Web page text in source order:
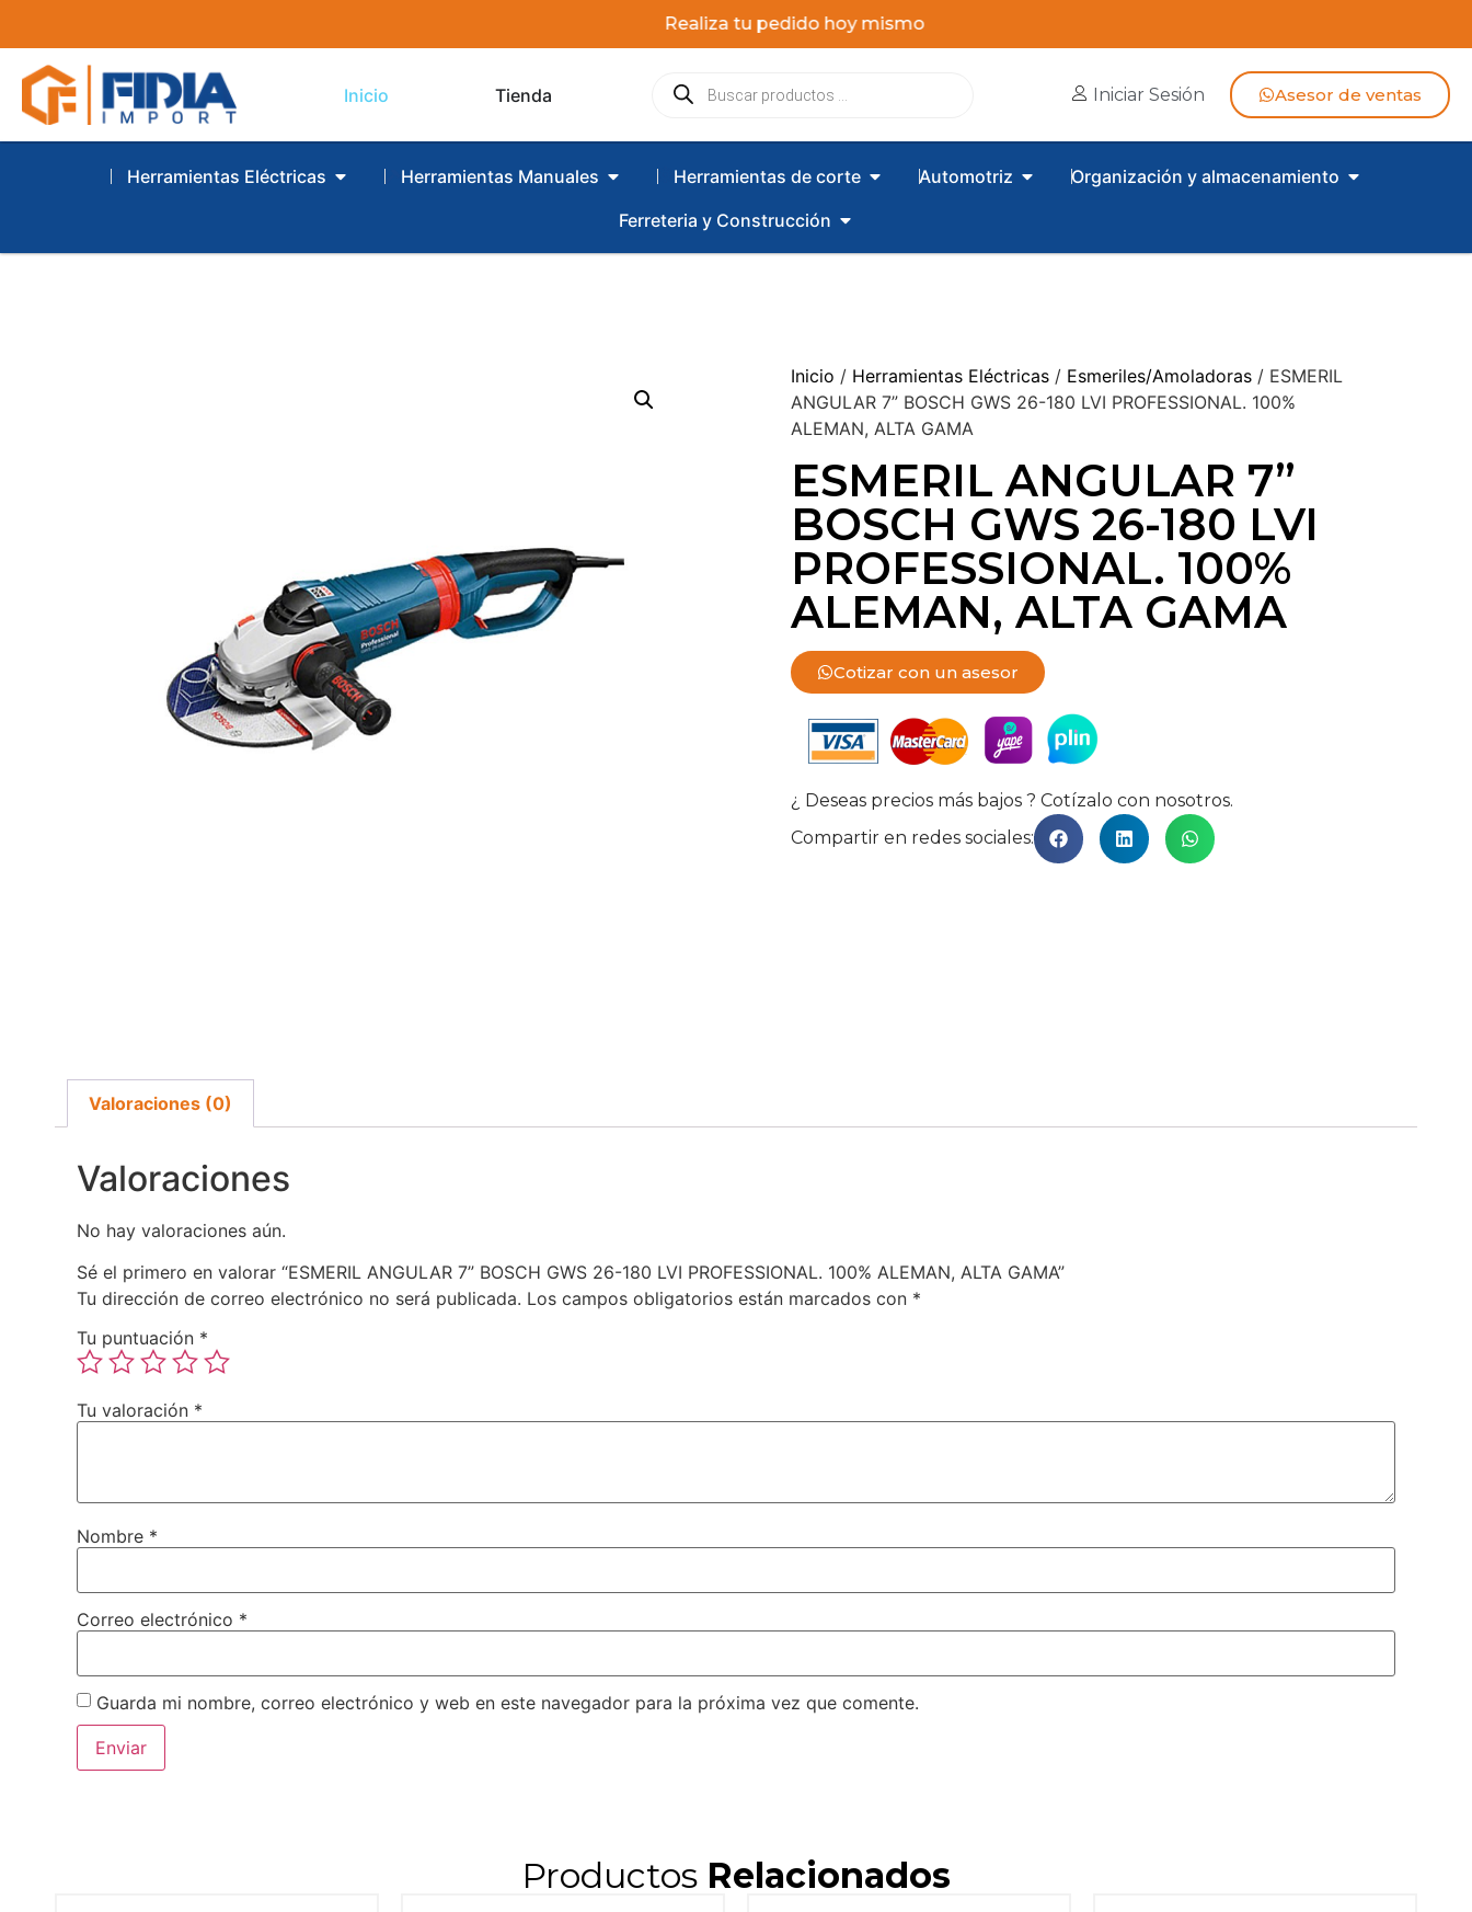
Realiza tu pedido hoy mismo
Inicio Tienda Iniciar Sesión Asesor de ventas
Herramientas Eléctricas Herramientas Manuales Herramientas de corte Automotriz
Organización y almacenamiento
Ferreteria y Construcción
Inicio / Herramientas Eléctricas / Esmeriles/Amoladoras / ESMERIL
ANGULAR 7” BOSCH GWS 26-180 LVI PROFESSIONAL. 100%
ALEMAN, ALTA GAMA
ESMERIL ANGULAR 7”
BOSCH GWS 26-180 LVI
PROFESSIONAL. 100%
ALEMAN, ALTA GAMA
Cotizar con un asesor
¿ Deseas precios más bajos ? Cotízalo con nosotros.
Compartir en redes sociales:
Valoraciones (0)
Valoraciones
No hay valoraciones aún.
Sé el primero en valorar “ESMERIL ANGULAR 7” BOSCH GWS 26-180 LVI PROFESSIONAL. 100% ALEMAN, ALTA GAMA”
Tu dirección de correo electrónico no será publicada. Los campos obligatorios están marcados con *
Tu puntuación *
Tu valoración *
Nombre *
Correo electrónico *
Guarda mi nombre, correo electrónico y web en este navegador para la próxima vez que comente.
Productos Relacionados